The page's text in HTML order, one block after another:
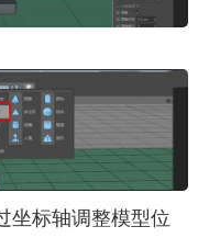
坐标轴调整模型位